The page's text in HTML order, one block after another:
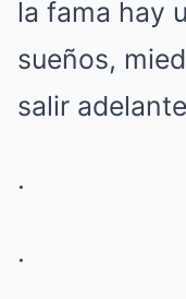
la fama hay
sueños,
salir
.
.